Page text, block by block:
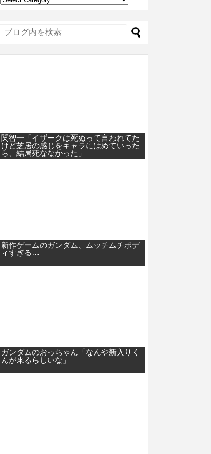
関智一「イザークは死ぬって言われてた
けど芝居の感じをキャラにはめていった
ら、結局死ななかった」
新作ゲームのガンダム、ムッチムチボデ
ィすぎる…
ガンダムのおっちゃん「なんや新入りく
んが来るらしいな」